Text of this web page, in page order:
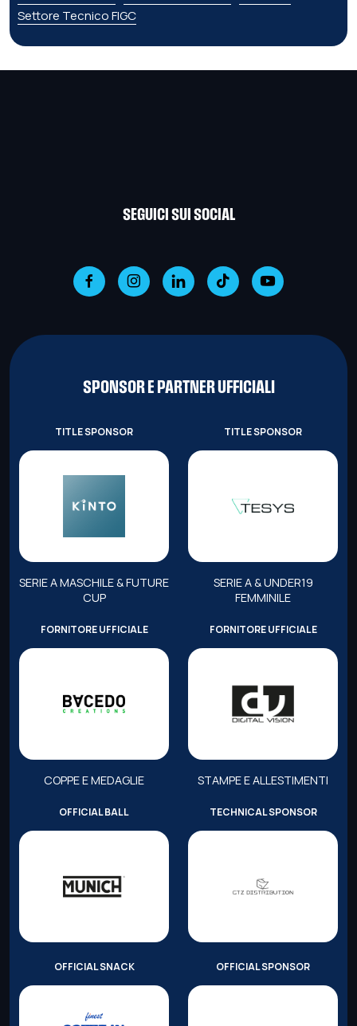
Settore Tecnico FIGC
SEGUICI SUI SOCIAL
SPONSOR E PARTNER UFFICIALI
TITLE SPONSOR
SERIE A MASCHILE & FUTURE
CUP
TITLE SPONSOR
SERIE A & UNDER19
FEMMINILE
FORNITORE UFFICIALE
COPPE E MEDAGLIE
FORNITORE UFFICIALE
STAMPE E ALLESTIMENTI
OFFICIAL BALL TECHNICAL SPONSOR
OFFICIAL SNACK OFFICIAL SPONSOR